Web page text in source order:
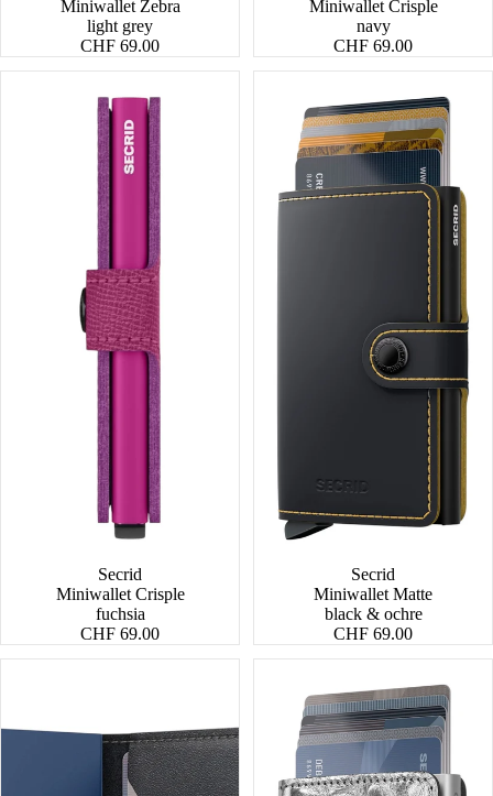
Miniwallet Zebra
light grey
CHF 69.00
Miniwallet Crisple
navy
CHF 69.00
Secrid
Miniwallet Crisple
fuchsia
CHF 69.00
Secrid
Miniwallet Matte
black & ochre
CHF 69.00